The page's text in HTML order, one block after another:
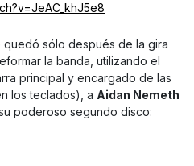
sólo después de la gira
la banda, utilizando el
principal y encargado de las
los teclados), a Aidan Nemeth
poderoso segundo disco: